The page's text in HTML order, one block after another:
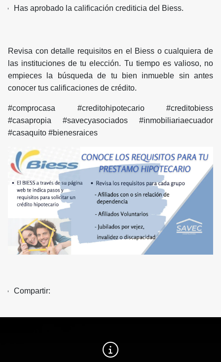
Has aprobado la calificación crediticia del Biess.
Revisa con detalle requisitos en el Biess o cualquiera de
las instituciones de tu elección. Tu tiempo es valioso, no
empieces la búsqueda de tu bien inmueble sin antes
conocer tus calificaciones de crédito.
#comprocasa #creditohipotecario #creditobiess
#casapropia #savecyasociados #inmobiliariaecuador
#casaquito #bienesraices
Compartir: